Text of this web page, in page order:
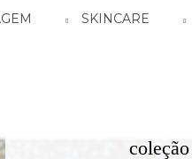
SKINCARE